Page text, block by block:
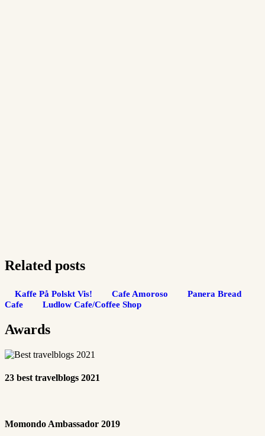
Related posts
Kaffe På Polskt Vis! Cafe Amoroso
Panera Bread
Cafe
Ludlow Cafe/Coffee Shop
Awards
23 best travelblogs 2021
Momondo Ambassador 2019